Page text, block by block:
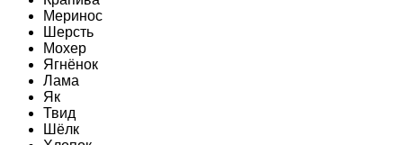
Меринос
Шерсть
Мохер
Ягнёнок
Лама
Як
Твид
Шёлк